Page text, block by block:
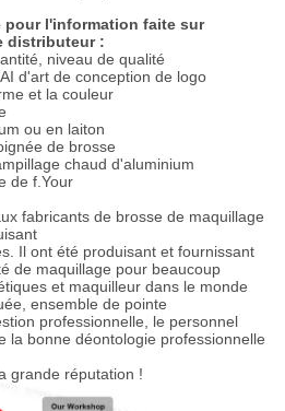
pour l'information faite sur
distributeur :
niveau de qualité
d'art de conception de logo
et la couleur
ou en laiton
de brosse
chaud d'aluminium
de f.Your
fabricants de brosse de maquillage
Il ont été produisant et fournissant
de maquillage pour beaucoup
et maquilleur dans le monde
ensemble de pointe
professionnelle, le personnel
la bonne déontologie professionnelle
grande réputation !